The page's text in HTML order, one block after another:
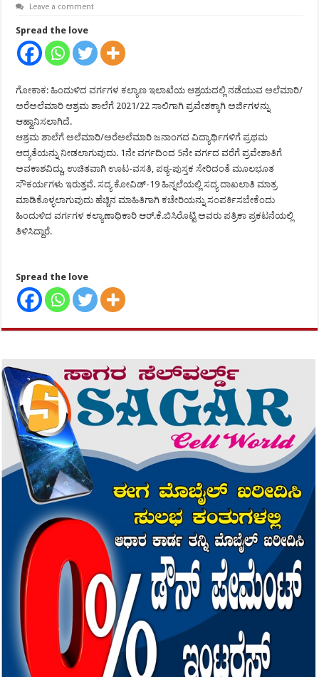
Leave a comment
Spread the love
ಗೋಕಾಕ: ಹಿಂದುಳಿದ ವರ್ಗಗಳ ಕಲ್ಯಾಣ ಇಲಾಖೆಯ ಆಶ್ರಯದಲ್ಲಿ ನಡೆಯುವ ಅಲೆಮಾರಿ/
ಅರೆಅಲೆಮಾರಿ ಆಶ್ರಮ ಶಾಲೆಗೆ 2021/22 ಸಾಲಿಗಾಗಿ ಪ್ರವೇಶಕ್ಕಾಗಿ ಅರ್ಜಿಗಳನ್ನು
ಆಹ್ವಾನಿಸಲಾಗಿದೆ.
ಆಶ್ರಮ ಶಾಲೆಗೆ ಅಲೆಮಾರಿ/ಅರೆಅಲೆಮಾರಿ ಜನಾಂಗದ ವಿದ್ಯಾರ್ಥಿಗಳಿಗೆ ಪ್ರಥಮ
ಆದ್ಯತೆಯನ್ನು ನೀಡಲಾಗುವುದು. 1ನೇ ವರ್ಗದಿಂದ 5ನೇ ವರ್ಗದ ವರೆಗೆ ಪ್ರವೇಶಾತಿಗೆ
ಅವಕಾಶವಿದ್ದು, ಉಚಿತವಾಗಿ ಊಟ-ವಸತಿ, ಪಠ್ಯ-ಪುಸ್ತಕ ಸೇರಿದಂತೆ ಮೂಲಭೂತ
ಸೌಕರ್ಯಗಳು ಇರುತ್ತವೆ. ಸದ್ಯ ಕೋವಿಡ್-19 ಹಿನ್ನಲೆಯಲ್ಲಿ ಸದ್ಯ ದಾಖಲಾತಿ ಮಾತ್ರ
ಮಾಡಿಕೊಳ್ಳಲಾಗುವುದು ಹೆಚ್ಚಿನ ಮಾಹಿತಿಗಾಗಿ ಕಚೇರಿಯನ್ನು ಸಂಪರ್ಕಿಸಬೇಕೆಂದು
ಹಿಂದುಳಿದ ವರ್ಗಗಳ ಕಲ್ಯಾಣಾಧಿಕಾರಿ ಆರ್.ಕೆ.ಬಿಸಿರೊಟ್ಟಿ ಅವರು ಪತ್ರಿಕಾ ಪ್ರಕಟನೆಯಲ್ಲಿ
ತಿಳಿಸಿದ್ದಾರೆ.
Spread the love